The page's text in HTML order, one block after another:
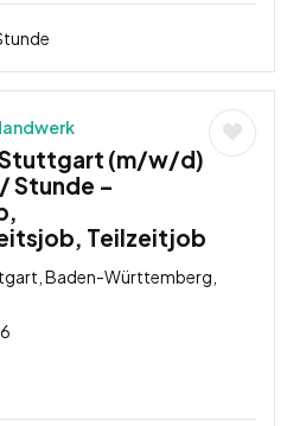
Stuttgart (m/w/d)
Stunde –
Teilzeitjob
Baden-Württemberg,